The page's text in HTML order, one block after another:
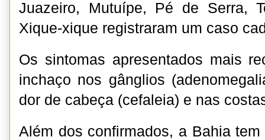
Juazeiro, Mutuípe, Pé de Serra,
Xique-xique registraram um caso
Os sintomas apresentados mais
inchaço nos gânglios
dor de cabeça (cefaleia) e nas
Além dos confirmados, a Bahia